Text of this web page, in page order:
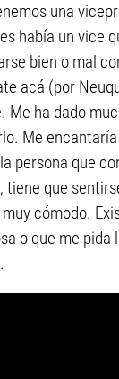
una
había un vice
bien o mal
acá (por
Me ha dado
Me
persona que
tiene que
cómodo.
o que me pida